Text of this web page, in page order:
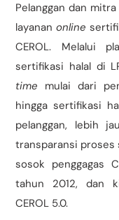
Pelanggan dan
layananonline
CEROL. Melalui
sertifikasi halal di
time mulai dari
hingga sertifikasi
pelanggan, lebih
transparansi proses
sosok penggagas
tahun 2012, dan
CEROL 5.0.